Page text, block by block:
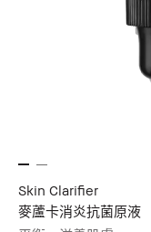
Skin Clarifier
麥蘆卡消炎抗菌原液